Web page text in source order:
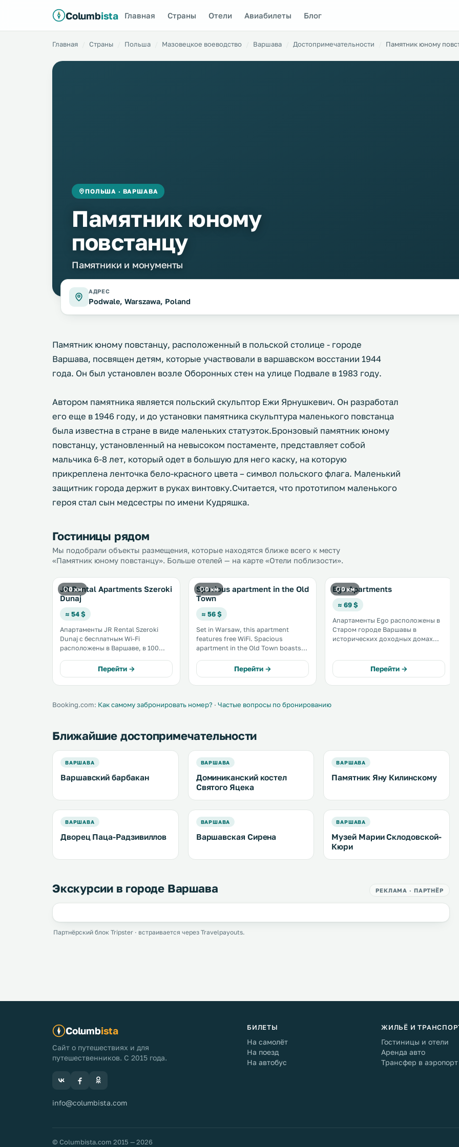
Columbista Главная Страны Отели Авиабилеты Блог
Главная Страны Польша Мазовецкое воеводство Варшава Достопримечательности Памятник юному
ПОЛЬША · ВАРШАВА
Памятник юному
повстанцу
Памятники и монументы
АДРЕС
Podwale, Warszawa, Poland
Памятник юному повстанцу, расположенный в польской столице - городе
Варшава, посвящен детям, которые участвовали в варшавском восстании 1944
года. Он был установлен возле Оборонных стен на улице Подвале в 1983 году.
Автором памятника является польский скульптор Ежи Ярнушкевич. Он разработал
его еще в 1946 году, и до установки памятника скульптура маленького повстанца
была известна в стране в виде маленьких статуэток.Бронзовый памятник юному
повстанцу, установленный на невысоком постаменте, представляет собой
мальчика 6-8 лет, который одет в большую для него каску, на которую
прикреплена ленточка бело-красного цвета – символ польского флага. Маленький
защитник города держит в руках винтовку.Считается, что прототипом маленького
героя стал сын медсестры по имени Кудряшка.
Гостиницы рядом
Мы подобрали объекты размещения, которые находятся ближе всего к месту
«Памятник юному повстанцу». Больше отелей — на карте «Отели поблизости».
0 км
JR Rental Apartments Szeroki
Dunaj
≈ 54 $
Апартаменты JR Rental Szeroki
Dunaj с бесплатным Wi-Fi
расположены в Варшаве, в 100
Святого Духа. В ряде
апартаментов обустроена мини-
кухня с посудомоечной машиной.
Перейти →
0 км
Spacious apartment in the Old
Town
≈ 56 $
Set in Warsaw, this apartment
features free WiFi. Spacious
apartment in the Old Town boasts
metres from Barbican. There is a
dining area and a kitchenette
complete with a dishwasher, an
Перейти →
0 км
Ego Apartments
≈ 69 $
Апартаменты Ego расположены в
Старом городе Варшавы в
исторических доходных домах
«Барбикан» и всего в 5 минутах
ходьбы от Королевского замка. К
услугам гостей бесплатный Wi-Fi. .
Перейти →
Booking.com: Как самому забронировать номер? · Частые вопросы по бронированию
Ближайшие достопримечательности
ВАРШАВА
Варшавский барбакан
ВАРШАВА
Доминиканский костел
Святого Яцека
ВАРШАВА
Памятник Яну Килинскому
ВАРШАВА
Дворец Паца-Радзивиллов
ВАРШАВА
Варшавская Сирена
ВАРШАВА
Музей Марии Склодовской-
Кюри
Экскурсии в городе Варшава РЕКЛАМА · ПАРТНЁР
Партнёрский блок Tripster · встраивается через Travelpayouts.
Columbista
Сайт о путешествиях и для
путешественников. С 2015 года.
info@columbista.com
БИЛЕТЫ
На самолёт
На поезд
На автобус
ЖИЛЬЁ И
Гостиницы и отели
Аренда авто
Трансфер в аэропорт
© Columbista.com 2015 — 2026